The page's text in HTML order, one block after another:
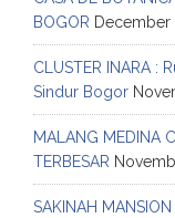
BOGOR December
CLUSTER INARA :
Sindur Bogor
MALANG MEDINA
TERBESAR
SAKINAH MANSION